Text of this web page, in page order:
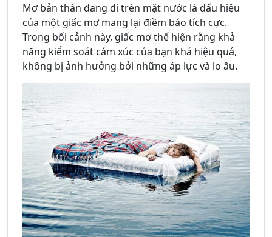
Mơ bản thân đang đi trên mặt nước là dấu hiệu
của một giấc mơ mang lại điềm báo tích cực.
Trong bối cảnh này, giấc mơ thể hiện rằng khả
năng kiểm soát cảm xúc của bạn khá hiệu quả,
không bị ảnh hưởng bởi những áp lực và lo âu.